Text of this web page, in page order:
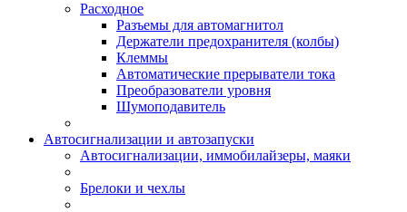
Расходное
Разъемы для автомагнитол
Держатели предохранителя (колбы)
Клеммы
Автоматические прерыватели тока
Преобразователи уровня
Шумоподавитель
Автосигнализации и автозапуски
Автосигнализации, иммобилайзеры, маяки
Брелоки и чехлы